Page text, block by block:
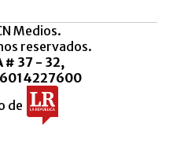
Medios.
reservados.
# 37 - 32,
de